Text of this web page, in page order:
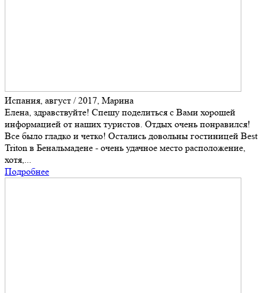
Испания, август / 2017, Марина
Елена, здравствуйте! Спешу поделиться с Вами хорошей
информацией от наших туристов. Отдых очень понравился!
Все было гладко и четко! Остались довольны гостиницей Best
Triton в Бенальмадене - очень удачное место расположение,
хотя,...
Подробнее